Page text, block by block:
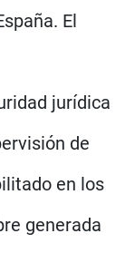
El
jurídica
de
en los
generada